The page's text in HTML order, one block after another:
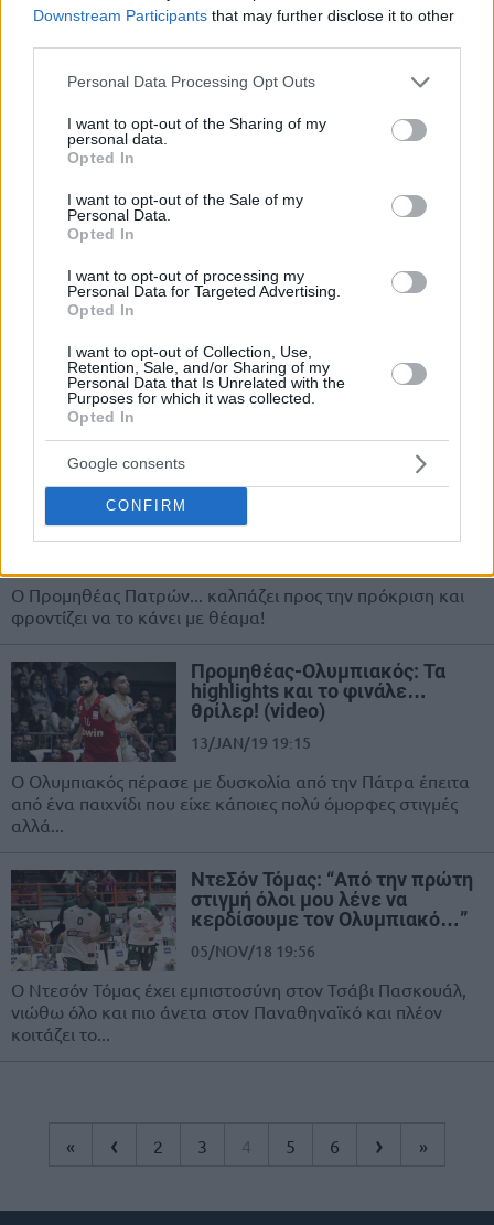
Downstream Participants that may further disclose it to other
Please note that this website/app uses one or more Google
not limited to your visit or usage behaviour. You may click to
grant or deny consent to Google and its third-party tags to
use your data for below specified purposes in below Google
consent section.
Personal Data Processing Opt Outs
I want to opt-out of the Sharing of my
personal data.
Opted In
I want to opt-out of the Sale of my
Personal Data.
Opted In
I want to opt-out of processing my
Personal Data for Targeted Advertising.
Opted In
I want to opt-out of Collection, Use,
Retention, Sale, and/or Sharing of my
Personal Data that Is Unrelated with the
Purposes for which it was collected.
Opted In
Google consents
CONFIRM
Προμηθέας Πάτρας: Άντεξε
Ρέθυμνο… κι έφυγε για
09/MAR/19 17:02
Ρέθυμνο Cretan Kings (86-81 παρ.) στην Πάτρα για τη
Γκίκας για Καράμπελα: “Κλείνει
τα 18; Είχα καιρό να δω μικρό να
27/JAN/19 18:17
Ο Προμηθέας κέρδισε το Περιστέρι με τον Νίκο Γκίκα να
κάνει ειδική αναφορά στον Ζώη Καράμπελα που τον
προσεχή...
Dunk party από Μπράουν και
Προμηθέα! (video)
Ο Προμηθέας Πατρών... καλπάζει προς την πρόκριση και
φροντίζει να το κάνει με θέαμα!
Προμηθέας-Ολυμπιακός: Τα
highlights και το φινάλε…
θρίλερ! (video)
13/JAN/19 19:15
Ο Ολυμπιακός πέρασε με δυσκολία από την Πάτρα έπειτα
από ένα παιχνίδι που είχε κάποιες πολύ όμορφες στιγμές
αλλά...
ΝτεΣόν Τόμας: “Από την πρώτη
στιγμή όλοι μου λένε να
κερδίσουμε τον Ολυμπιακό…”
05/NOV/18 19:56
O Ντεσόν Τόμας έχει εμπιστοσύνη στον Τσάβι Πασκουάλ,
νιώθω όλο και πιο άνετα στον Παναθηναϊκό και πλέον
κοιτάζει το...
« ‹ 2 3 4 5 6 › »